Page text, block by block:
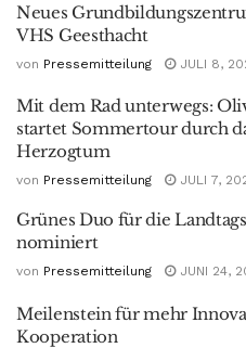
Neues
VHS Geesthacht
von Pressemitteilung JULI 8,
Mit dem Rad unterwegs:
startet Sommertour durch
Herzogtum
von Pressemitteilung JULI 7,
Grünes Duo für die
nominiert
von Pressemitteilung JUNI 24,
Meilenstein für mehr
Kooperation